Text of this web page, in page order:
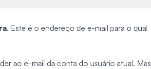
. Este é o endereço de e-mail para o qual
ao e-mail da conta do usuário atual. Mas